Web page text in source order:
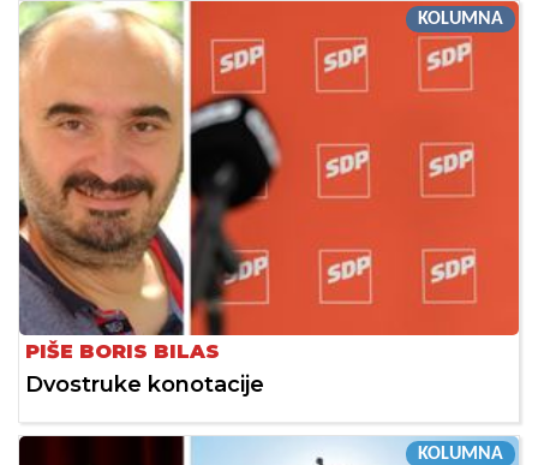
KOLUMNA
PIŠE BORIS BILAS
Dvostruke konotacije
KOLUMNA